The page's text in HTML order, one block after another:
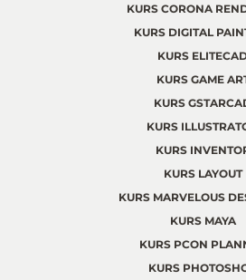
KURS CORONA
KURS DIGITAL
KURS
KURS GAME
KURS
KURS
KURS
KURS LAYOUT
KURS MARVELOUS
KURS MAYA
KURS PCON
KURS